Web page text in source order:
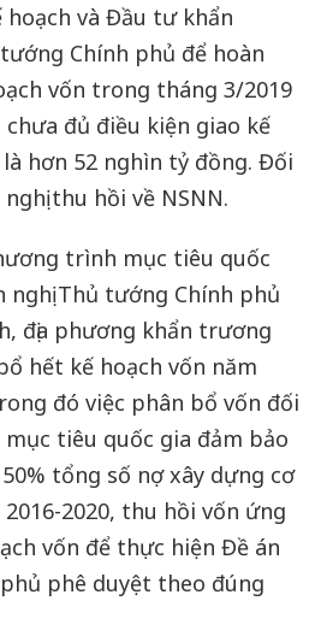
hoạch và Đầu tư khẩn
Chính phủ để hoàn
vốn trong tháng 3/2019
đủ điều kiện giao kế
hơn 52 nghìn tỷ đồng. Đối
thu hồi về NSNN.
trình mục tiêu quốc
nghị Thủ tướng Chính phủ
địa phương khẩn trương
hết kế hoạch vốn năm
đó việc phân bổ vốn đối
tiêu quốc gia đảm bảo
tổng số nợ xây dựng cơ
2020, thu hồi vốn ứng
vốn để thực hiện Đề án
phê duyệt theo đúng